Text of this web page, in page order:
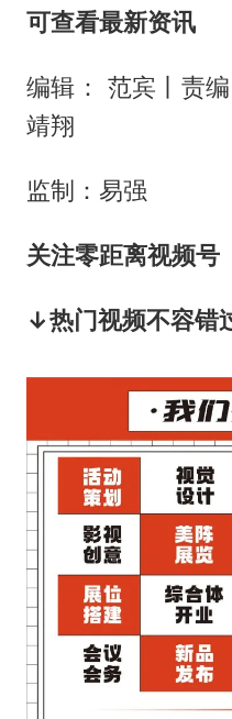
可查看最新资讯
编辑： 范宾丨责
靖翔
监制：易强
关注零距离视频号
↓热门视频不容错